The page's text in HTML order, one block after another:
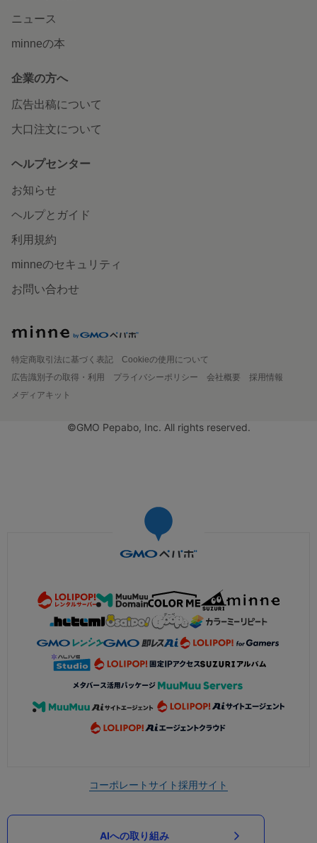
ニュース
minneの本
企業の方へ
広告出稿について
大口注文について
ヘルプセンター
お知らせ
ヘルプとガイド
利用規約
minneのセキュリティ
お問い合わせ
特定商取引法に基づく表記
Cookieの使用について
広告識別子の取得・利用
プライバシーポリシー 会社概要
採用情報
メディアキット
©GMO Pepabo, Inc. All rights reserved.
コーポレートサイト採用サイト
AIへの取り組み